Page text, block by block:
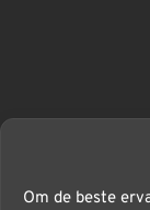
Om de beste